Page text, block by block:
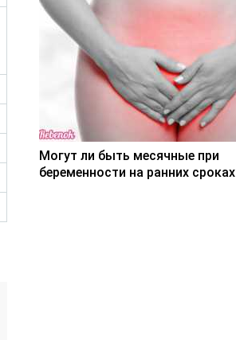
Могут ли быть месячные при
беременности на ранних сроках